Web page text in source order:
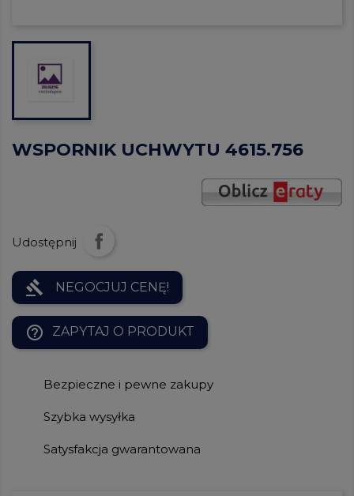
WSPORNIK UCHWYTU 4615.756
Udostępnij
gavel NEGOCJUJ CENĘ!
help_outline ZAPYTAJ O PRODUKT
Bezpieczne i pewne zakupy
Szybka wysyłka
Satysfakcja gwarantowana